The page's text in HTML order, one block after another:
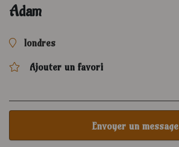
Adam
londres
Ajouter un favori
Envoyer un message